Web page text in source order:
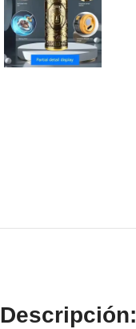
Descripción: